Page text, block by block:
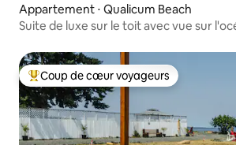
Appartement ⋅ Qualicum Beach
Suite de luxe sur le toit avec vue sur
Coups de cœur voyageurs les plus
Coup de cœur voyageurs